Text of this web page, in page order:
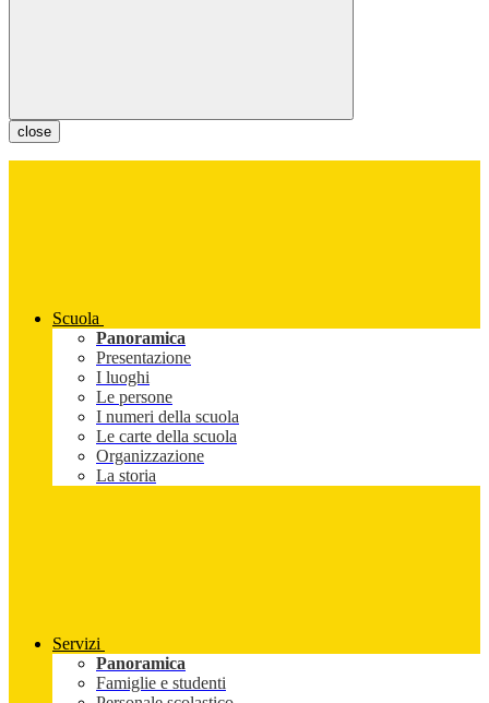
close
Scuola
Panoramica
Presentazione
I luoghi
Le persone
I numeri della scuola
Le carte della scuola
Organizzazione
La storia
Servizi
Panoramica
Famiglie e studenti